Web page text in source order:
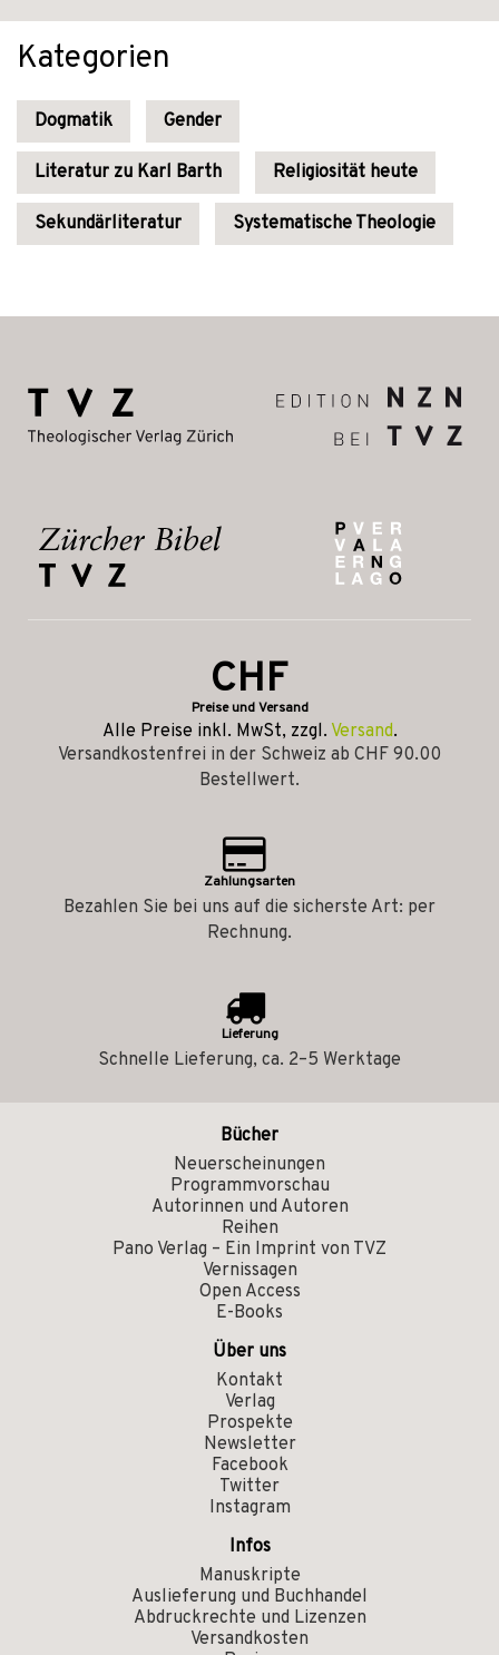
Kategorien
Dogmatik Gender
Literatur zu Karl Barth Religiosität heute
Sekundärliteratur Systematische Theologie
CHF
Preise und Versand
Alle Preise inkl. MwSt, zzgl. Versand.
Versandkostenfrei in der Schweiz ab CHF 90.00
Bestellwert.
Zahlungsarten
Bezahlen Sie bei uns auf die sicherste Art: per
Rechnung.
Lieferung
Schnelle Lieferung, ca. 2–5 Werktage
Bücher
Neuerscheinungen
Programmvorschau
Autorinnen und Autoren
Reihen
Pano Verlag – Ein Imprint von TVZ
Vernissagen
Open Access
E-Books
Über uns
Kontakt
Verlag
Prospekte
Newsletter
Facebook
Twitter
Instagram
Infos
Manuskripte
Auslieferung und Buchhandel
Abdruckrechte und Lizenzen
Versandkosten